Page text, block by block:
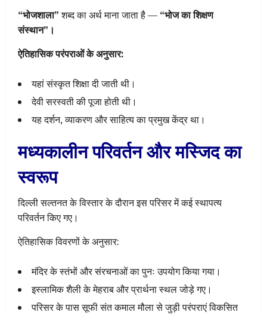
“भोजशाला”शब्द का अर्थ माना जाता है — “भोज का शिक्षण
संस्थान”।
ऐतिहासिक परंपराओं के अनुसार:
यहां संस्कृत शिक्षा दी जाती थी।
देवी सरस्वती की पूजा होती थी।
यह दर्शन, व्याकरण और साहित्य का प्रमुख केंद्र था।
मध्यकालीन परिवर्तन और मस्जिद का
स्वरूप
दिल्ली सल्तनत के विस्तार के दौरान इस परिसर में कई स्थापत्य
परिवर्तन किए गए।
ऐतिहासिक विवरणों के अनुसार:
मंदिर के स्तंभों और संरचनाओं का पुनः उपयोग किया गया।
इस्लामिक शैली के मेहराब और प्रार्थना स्थल जोड़े गए।
परिसर के पास सूफी संत कमाल मौला से जुड़ी परंपराएं विकसित